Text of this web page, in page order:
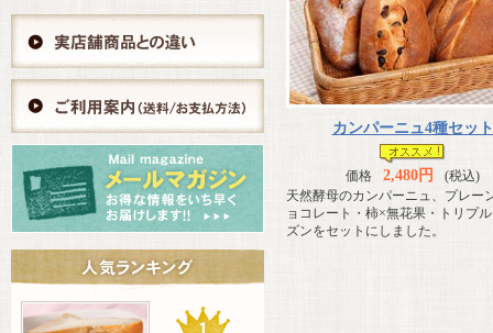
カンパーニュ4種セット
価格 2,480円
(税込)
天然酵母のカンパーニュ、プレー
ョコレート・柿×無花果・トリプ
ズンをセットにしました。